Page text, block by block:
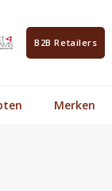
B2B Retailers
Merken